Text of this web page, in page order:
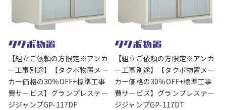
【組立ご依頼の方限定※アンカ
ー工事別途】【タクボ物置メー
カー価格の30％OFF+標準工事
費サービス】グランプレステー
ジジャンプGP-117DF
【組立ご依頼の方限定※アンカ
ー工事別途】【タクボ物置メー
カー価格の30％OFF+標準工事
費サービス】グランプレステー
ジジャンプGP-117DT